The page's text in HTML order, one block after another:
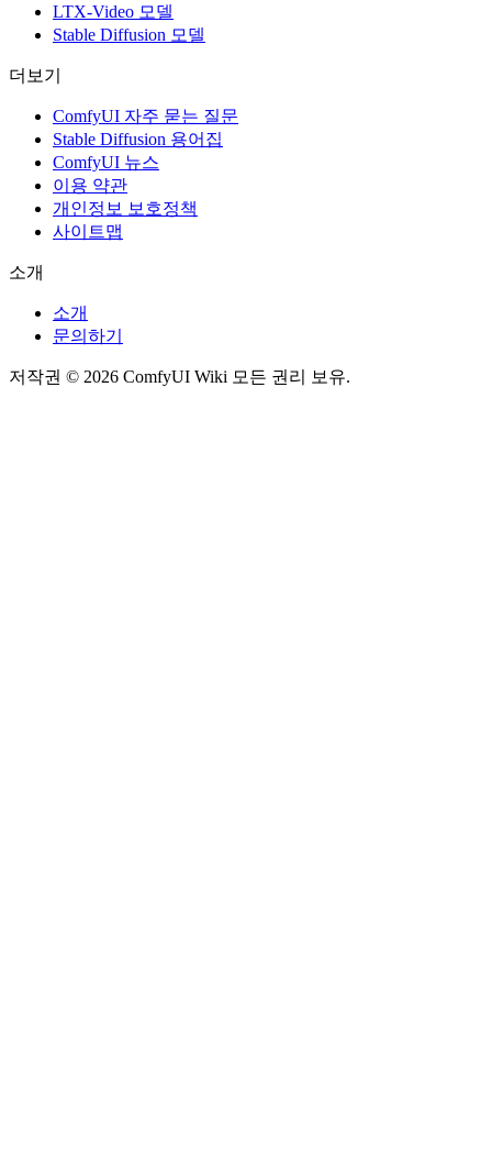
LTX-Video 모델
Stable Diffusion 모델
더보기
ComfyUI 자주 묻는 질문
Stable Diffusion 용어집
ComfyUI 뉴스
이용 약관
개인정보 보호정책
사이트맵
소개
소개
문의하기
저작권 © 2026 ComfyUI Wiki 모든 권리 보유.